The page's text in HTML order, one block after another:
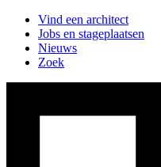
Vind een architect
Jobs en stageplaatsen
Nieuws
Zoek